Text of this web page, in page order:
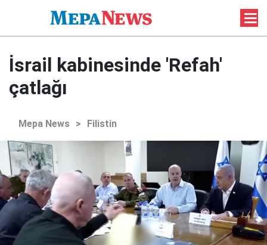
İsrail kabinesinde 'Refah'
çatlağı
Mepa News > Filistin